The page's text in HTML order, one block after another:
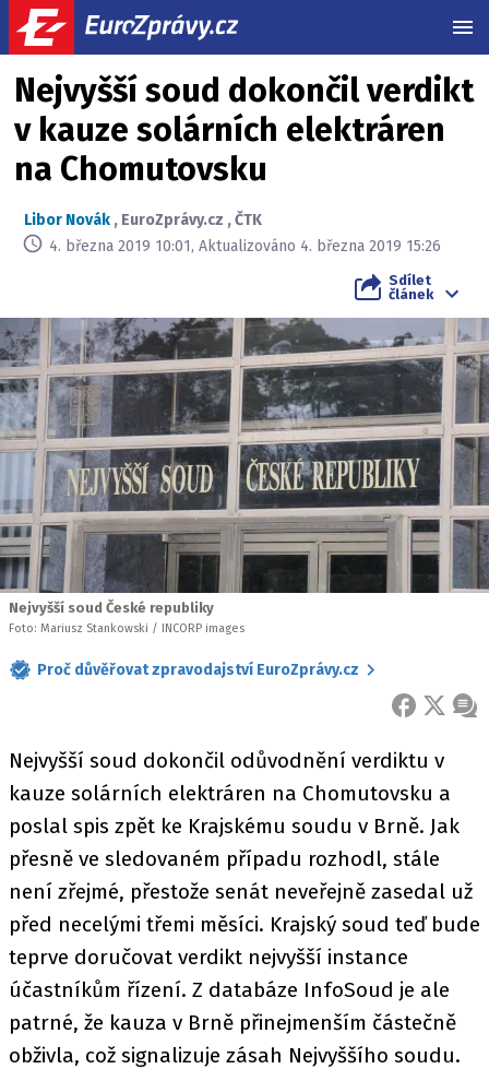
Nejvyšší soud dokončil verdikt
v kauze solárních elektráren
na Chomutovsku
Libor Novák , EuroZprávy.cz ,ČTK
4. března 2019 10:01, Aktualizováno 4. března 2019 15:26
Sdílet
článek
Nejvyšší soud České republiky
Foto: Mariusz Stankowski / INCORP images
Proč důvěřovat zpravodajství EuroZprávy.cz
FACEBOOK
X
Nejvyšší soud dokončil odůvodnění verdiktu v
kauze solárních elektráren na Chomutovsku a
poslal spis zpět ke Krajskému soudu v Brně. Jak
přesně ve sledovaném případu rozhodl, stále
není zřejmé, přestože senát neveřejně zasedal už
před necelými třemi měsíci. Krajský soud teď bude
teprve doručovat verdikt nejvyšší instance
účastníkům řízení. Z databáze InfoSoud je ale
patrné, že kauza v Brně přinejmenším částečně
obživla, což signalizuje zásah Nejvyššího soudu.